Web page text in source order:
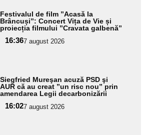
Festivalul de film ”Acasă la
Brâncuși”: Concert Vița de Vie și
proiecția filmului ”Cravata galbenă”
16:367 august 2026
Siegfried Mureşan acuză PSD şi
AUR că au creat ”un risc nou” prin
amendarea Legii decarbonizării
16:027 august 2026